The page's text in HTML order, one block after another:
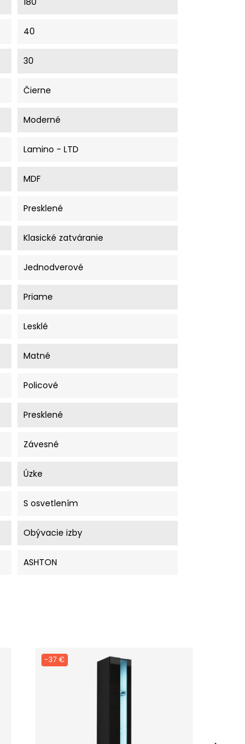
40
30
Čierne
Moderné
Lamino - LTD
MDF
Presklené
Klasické zatváranie
Jednodverové
Priame
Lesklé
Matné
Policové
Presklené
Závesné
Úzke
S osvetlením
Obývacie izby
ASHTON
-37 €